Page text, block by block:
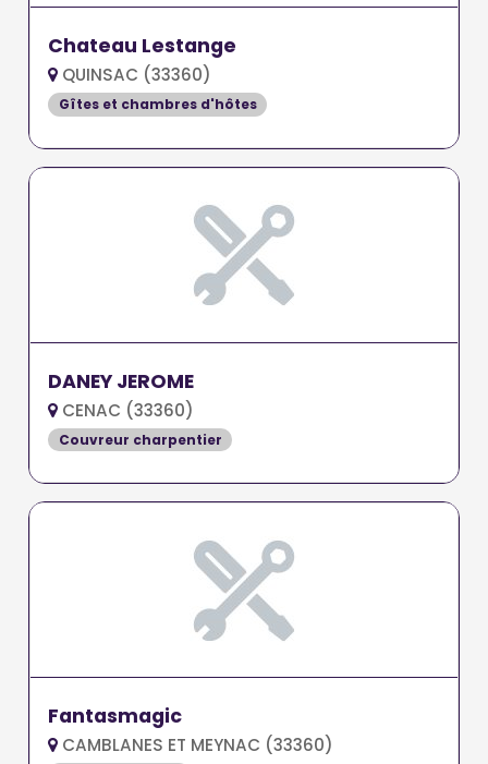
Chateau Lestange
QUINSAC (33360)
Gîtes et chambres d'hôtes
DANEY JEROME
CENAC (33360)
Couvreur charpentier
Fantasmagic
CAMBLANES ET MEYNAC (33360)